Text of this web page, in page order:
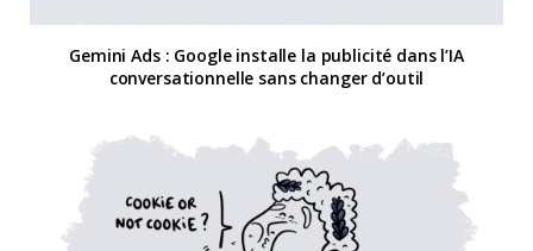
Gemini Ads : Google installe la publicité dans l’IA
conversationnelle sans changer d’outil